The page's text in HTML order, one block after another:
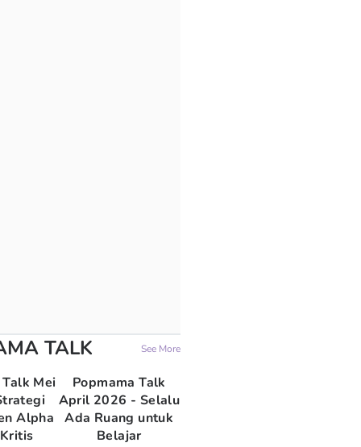
TALK See More
Mei
Alpha
Popmama Talk
April 2026 - Selalu
Ada Ruang untuk
Belajar